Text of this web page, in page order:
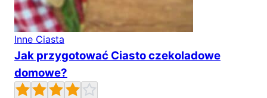
Inne Ciasta
Jak przygotować Ciasto czekoladowe
domowe?